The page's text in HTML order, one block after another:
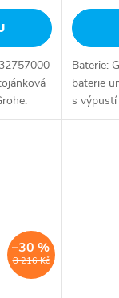
Baterie:
baterie
s
Série:
8 216 Kč
–30 %